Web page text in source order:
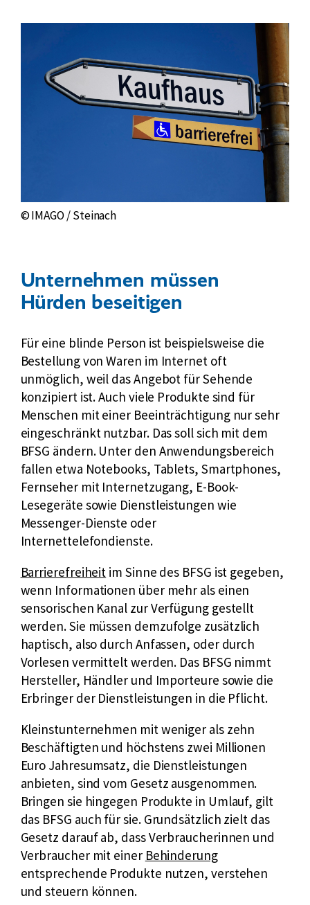
© IMAGO / Steinach
Unternehmen müssen
Hürden beseitigen
Für eine blinde Person ist beispielsweise die
Bestellung von Waren im Internet oft
unmöglich, weil das Angebot für Sehende
konzipiert ist. Auch viele Produkte sind für
Menschen mit einer Beeinträchtigung nur sehr
eingeschränkt nutzbar. Das soll sich mit dem
BFSG ändern. Unter den Anwendungsbereich
fallen etwa Notebooks, Tablets, Smartphones,
Fernseher mit Internetzugang, E-Book-
Lesegeräte sowie Dienstleistungen wie
Messenger-Dienste oder
Internettelefondienste.
E
x
t
e
r
n
e
r
i
n
k
:
Barrierefreiheit im Sinne des BFSG ist gegeben,
wenn Informationen über mehr als einen
sensorischen Kanal zur Verfügung gestellt
werden. Sie müssen demzufolge zusätzlich
haptisch, also durch Anfassen, oder durch
Vorlesen vermittelt werden. Das BFSG nimmt
Hersteller, Händler und Importeure sowie die
Erbringer der Dienstleistungen in die Pflicht.
Kleinstunternehmen mit weniger als zehn
Beschäftigten und höchstens zwei Millionen
Euro Jahresumsatz, die Dienstleistungen
anbieten, sind vom Gesetz ausgenommen.
Bringen sie hingegen Produkte in Umlauf, gilt
das BFSG auch für sie. Grundsätzlich zielt das
Gesetz darauf ab, dass Verbraucherinnen und
Verbraucher mit einer Behinderung
entsprechende Produkte nutzen, verstehen
und steuern können.